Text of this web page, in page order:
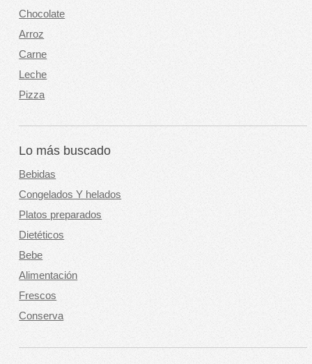
Chocolate
Arroz
Carne
Leche
Pizza
Lo más buscado
Bebidas
Congelados Y helados
Platos preparados
Dietéticos
Bebe
Alimentación
Frescos
Conserva